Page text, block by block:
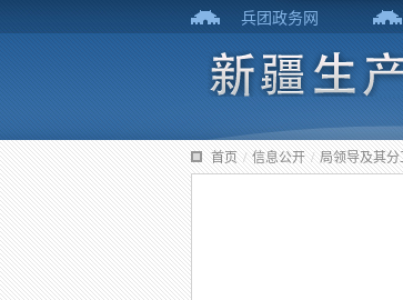
兵团政务网
首页 / 信息公开 / 局领导及其分